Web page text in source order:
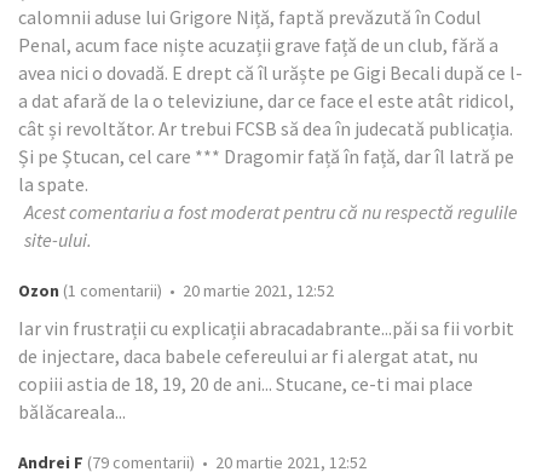
calomnii aduse lui Grigore Niță, faptă prevăzută în Codul
Penal, acum face niște acuzații grave față de un club, fără a
avea nici o dovadă. E drept că îl urăște pe Gigi Becali după ce l-
a dat afară de la o televiziune, dar ce face el este atât ridicol,
cât și revoltător. Ar trebui FCSB să dea în judecată publicația.
Și pe Ștucan, cel care *** Dragomir față în față, dar îl latră pe
la spate.
Acest comentariu a fost moderat pentru că nu respectă regulile
site-ului.
Ozon (1 comentarii) • 20 martie 2021, 12:52
Iar vin frustrații cu explicații abracadabrante...păi sa fii vorbit
de injectare, daca babele cefereului ar fi alergat atat, nu
copiii astia de 18, 19, 20 de ani... Stucane, ce-ti mai place
bălăcareala...
Andrei F (79 comentarii) • 20 martie 2021, 12:52